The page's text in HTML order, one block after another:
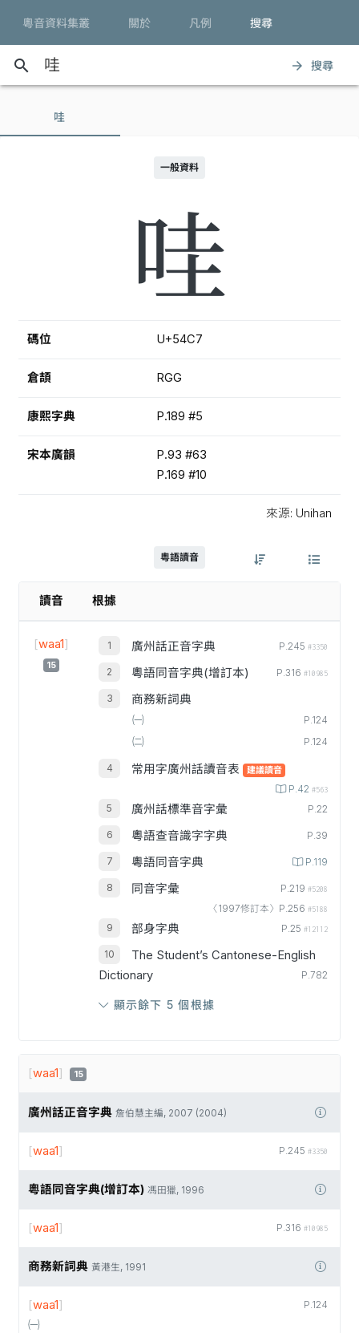
粵音資料集叢 關於 凡例 搜尋
search arrow_forward 搜尋
哇
一般資料
哇
碼位 U+54C7
倉頡 RGG
康熙字典 P.189 #5
宋本廣韻
P.93 #63
P.169 #10
來源: Unihan
粵語讀音
讀音 根據
[waa1]
15
廣州話正音字典 P.245 #3350
粵語同音字典(增訂本) P.316 #10985
商務新詞典
㈠
P.124
㈡ P.124
常用字廣州話讀音表 建議讀音
P.42 #563
廣州話標準音字彙 P.22
粵語查音識字字典 P.39
粵語同音字典 P.119
同音字彙 P.219 #5208
〈1997修訂本〉P.256 #5188
部身字典 P.25 #12112
The Student’s Cantonese-English
Dictionary
P.782
顯示餘下 5 個根據
[waa1] 15
廣州話正音字典 詹伯慧主編, 2007 (2004)
P.245 #3350
[waa1]
粵語同音字典(增訂本) 馮田獵, 1996
P.316 #10985
[waa1]
商務新詞典 黃港生, 1991
P.124
[waa1]
㈠